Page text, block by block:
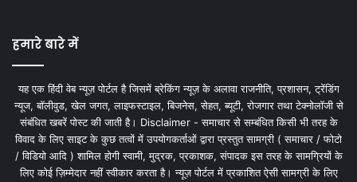
हमारे बारे में
यह एक हिंदी वेब न्यूज़ पोर्टल है जिसमें ब्रेकिंग न्यूज़ के अलावा राजनीति, प्रशासन, ट्रेंडिंग
न्यूज, बॉलीवुड, खेल जगत, लाइफस्टाइल, बिजनेस, सेहत, ब्यूटी, रोजगार तथा टेक्नोलॉजी से
संबंधित खबरें पोस्ट की जाती है। Disclaimer - समाचार से सम्बंधित किसी भी तरह के
विवाद के लिए साइट के कुछ तत्वों में उपयोगकर्ताओं द्वारा प्रस्तुत सामग्री ( समाचार / फोटो
/ विडियो आदि ) शामिल होगी स्वामी, मुद्रक, प्रकाशक, संपादक इस तरह के सामग्रियों के
लिए कोई ज़िम्मेदार नहीं स्वीकार करता है। न्यूज़ पोर्टल में प्रकाशित ऐसी सामग्री के लिए